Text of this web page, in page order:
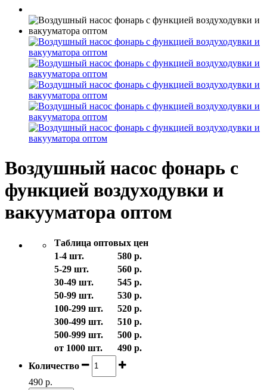
Воздушный насос фонарь с
функцией воздуходувки и
вакууматора оптом
Таблица оптовых цен
1-4 шт.
580 р.
5-29 шт.
560 р.
30-49 шт.
545 р.
50-99 шт.
530 р.
100-299 шт.
520 р.
300-499 шт.
510 р.
500-999 шт.
500 р.
от 1000 шт.
490 р.
Количество
490 р.